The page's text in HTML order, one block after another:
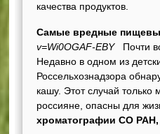
качества продуктов.
Самые вредные
v=Wi0OGAF-EBYПочти
Недавно в одном из
Россельхознадзора
кашу. Этот случай только
россияне, опасны для
хроматографии СО РАН,